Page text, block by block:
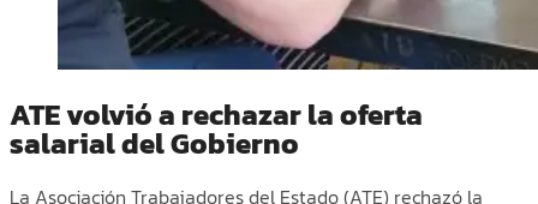
ATE volvió a rechazar la oferta
salarial del Gobierno
La Asociación Trabajadores del Estado (ATE) rechazó la